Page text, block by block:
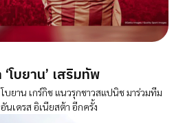
โบยาน’ เสริมทัพ
บยาน เกร์กิช แนวรุกชาวสแปนิช มาร่วมทีม
นเดรส อิเนียสต้า อีกครั้ง